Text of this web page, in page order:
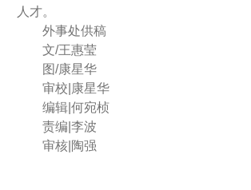
人才。
外事处供稿
文/王惠莹
图/康星华
审校|康星华
编辑|何宛桢
责编|李波
审核|陶强